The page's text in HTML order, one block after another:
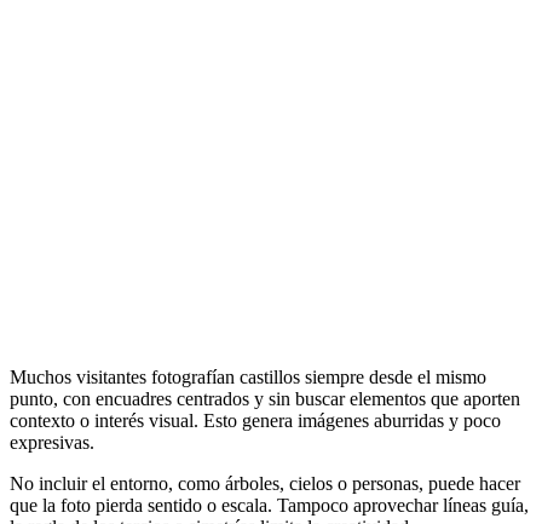
Muchos visitantes fotografían castillos siempre desde el mismo
punto, con encuadres centrados y sin buscar elementos que aporten
contexto o interés visual. Esto genera imágenes aburridas y poco
expresivas.
No incluir el entorno, como árboles, cielos o personas, puede hacer
que la foto pierda sentido o escala. Tampoco aprovechar líneas guía,